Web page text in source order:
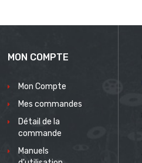
MON COMPTE
Mon Compte
Mes commandes
Détail de la
commande
Manuels